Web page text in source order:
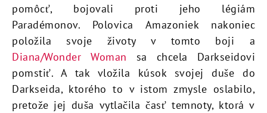
pomôcť, bojovali proti jeho légiám
Paradémonov. Polovica Amazoniek nakoniec
položila svoje životy v tomto boji a
Diana/Wonder Woman sa chcela Darkseidovi
pomstiť. A tak vložila kúsok svojej duše do
Darkseida, ktorého to v istom zmysle oslabilo,
pretože jej duša vytlačila časť temnoty, ktorá v